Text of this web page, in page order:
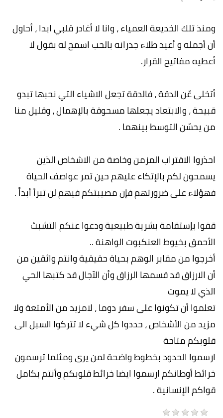
ومنذ تلك الخديعة العمياء ، وانا لا أغادر قلبي ابدا ، أحاول
أن أجمله و أعيد طلاء جدرانه بالحب اسمح له بقول لا
أعطيه مفاتيح القرار.
أتخلى عّن الدقة ، فالدقة تجعل الاشياء التي نحبها تبدو
قبيحة ، والابتعاد يجعلها مسحوقة بالإهمال ، وقليل منا
من يحسّن التوسط بينهما .
احذروا الاقتراب المزمن وخاصة من الاشخاص الذين
يسمحون لكم بالإتكاء عليهم حين تمر عواصف الحياة
فهؤلاء على ضرورتهم فإن مصيبتكم فيهم لن تبرأ أبداً .
قفوا بإستقامة بشرية طبيعية ودعوا عنكم التشبث
الأحمق بخيوط العنكبوت الواهنة ..
أخرجوا من مقابر الوهم بحياة حقيقية وانتم واثقين من
أن الارزاق قد قسمها الرزاق وأن الآجال قد كتبها الحي
الذي لا يموت
تعلموا أن تكونوا على سفر دوما ، لامزيد من الأمتعة ولا
مزيد من الأشخاص ، حددوا كل شيء لا تتركوا السبل الى
قلوبكم متاحة
ارسموا الحدود بخطوط واضحة لمن يرى ومثلما ترسمون
خرائط أوطانكم ارسموا ايضا خرائط قلوبكم وأنتم بكامل
قواكم الإنسانية .